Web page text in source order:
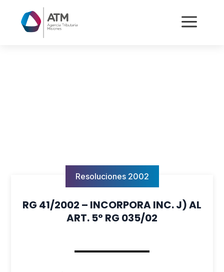
a
Resoluciones 2002
RG 41/2002 – INCORPORA INC. J) AL
ART. 5° RG 035/02